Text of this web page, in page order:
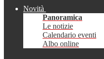
Novità
Panoramica
Le notizie
Calendario eventi
Albo online